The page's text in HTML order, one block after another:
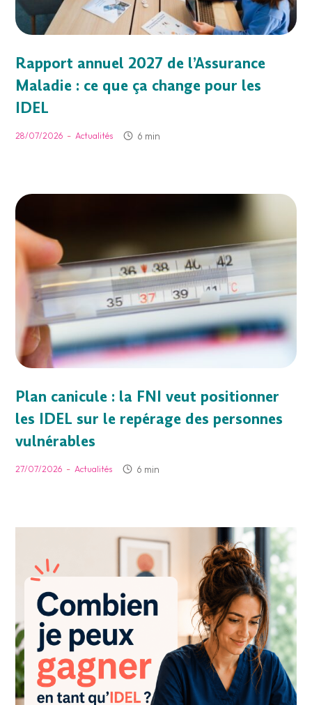
Rapport annuel 2027 de l’Assurance
Maladie : ce que ça change pour les
IDEL
28/07/2026 - Actualités 6 min
Plan canicule : la FNI veut positionner
les IDEL sur le repérage des personnes
vulnérables
27/07/2026 - Actualités 6 min